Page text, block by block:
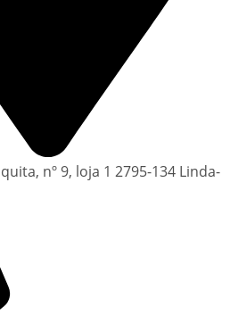
nº 9, loja 1 2795-134 Linda-